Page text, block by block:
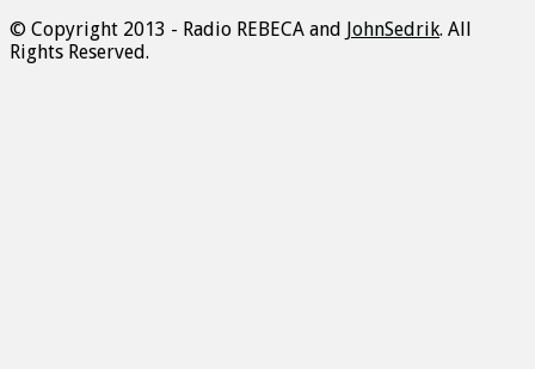
© Copyright 2013 - Radio REBECA and JohnSedrik. All
Rights Reserved.